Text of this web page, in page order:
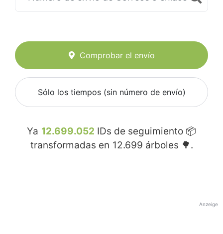
Comprobar el envío
Sólo los tiempos (sin número de envío)
Ya 12.699.052 IDs de seguimiento 📦
transformadas en 12.699 árboles 🌳.
Anzeige